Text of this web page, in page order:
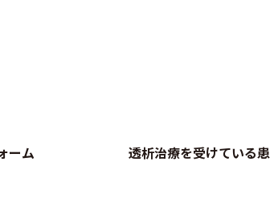
ーム 透析治療を受けている